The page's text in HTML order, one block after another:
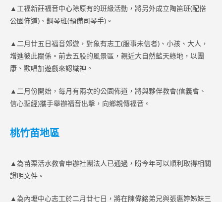
▲工福新莊福音中心除原有的班級活動，將另外成立陶笛班(配搭
公園佈道)、鋼琴班(預備司琴手)。
▲二月廿五日福音郊遊，對象有志工(服事未信者)、小孩、大人，
增進彼此關係。前去五股的風景區，親近大自然藍天綠地，以團
康、歡唱加遊戲來認識神。
▲二月份開始，每月有兩次的公園佈道，將與夥伴教會(信義會、
信心聖經)攜手舉辦福音出擊，向鄉親傳福音。
桃竹苗地區
▲為苗栗活水教會申辦社團法人已通過，盼今年可以順利取得相關
證明文件。
▲為內壢中心志工於二月廿七日，將在陳偉銘弟兄與張惠婷姊妹三